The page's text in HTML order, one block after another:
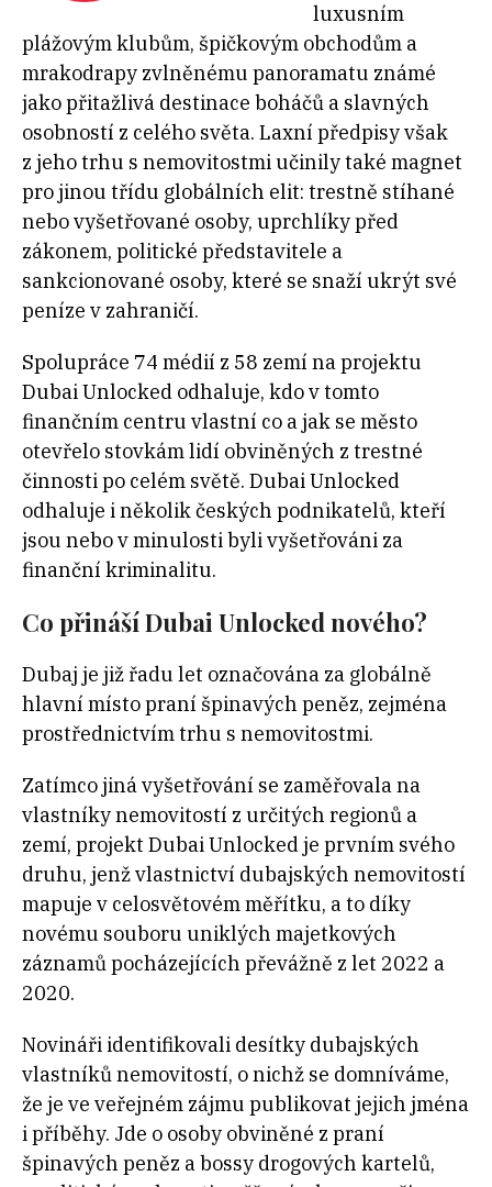
luxusním
plážovým klubům, špičkovým obchodům a
mrakodrapy zvlněnému panoramatu známé
jako přitažlivá destinace boháčů a slavných
osobností z celého světa. Laxní předpisy však
z jeho trhu s nemovitostmi učinily také magnet
pro jinou třídu globálních elit: trestně stíhané
nebo vyšetřované osoby, uprchlíky před
zákonem, politické představitele a
sankcionované osoby, které se snaží ukrýt své
peníze v zahraničí.
Spolupráce 74 médií z 58 zemí na projektu
Dubai Unlocked odhaluje, kdo v tomto
finančním centru vlastní co a jak se město
otevřelo stovkám lidí obviněných z trestné
činnosti po celém světě. Dubai Unlocked
odhaluje i několik českých podnikatelů, kteří
jsou nebo v minulosti byli vyšetřováni za
finanční kriminalitu.
Co přináší Dubai Unlocked nového?
Dubaj je již řadu let označována za globálně
hlavní místo praní špinavých peněz, zejména
prostřednictvím trhu s nemovitostmi.
Zatímco jiná vyšetřování se zaměřovala na
vlastníky nemovitostí z určitých regionů a
zemí, projekt Dubai Unlocked je prvním svého
druhu, jenž vlastnictví dubajských nemovitostí
mapuje v celosvětovém měřítku, a to díky
novému souboru uniklých majetkových
záznamů pocházejících převážně z let 2022 a
2020.
Novináři identifikovali desítky dubajských
vlastníků nemovitostí, o nichž se domníváme,
že je ve veřejném zájmu publikovat jejich jména
i příběhy. Jde o osoby obviněné z praní
špinavých peněz a bossy drogových kartelů,